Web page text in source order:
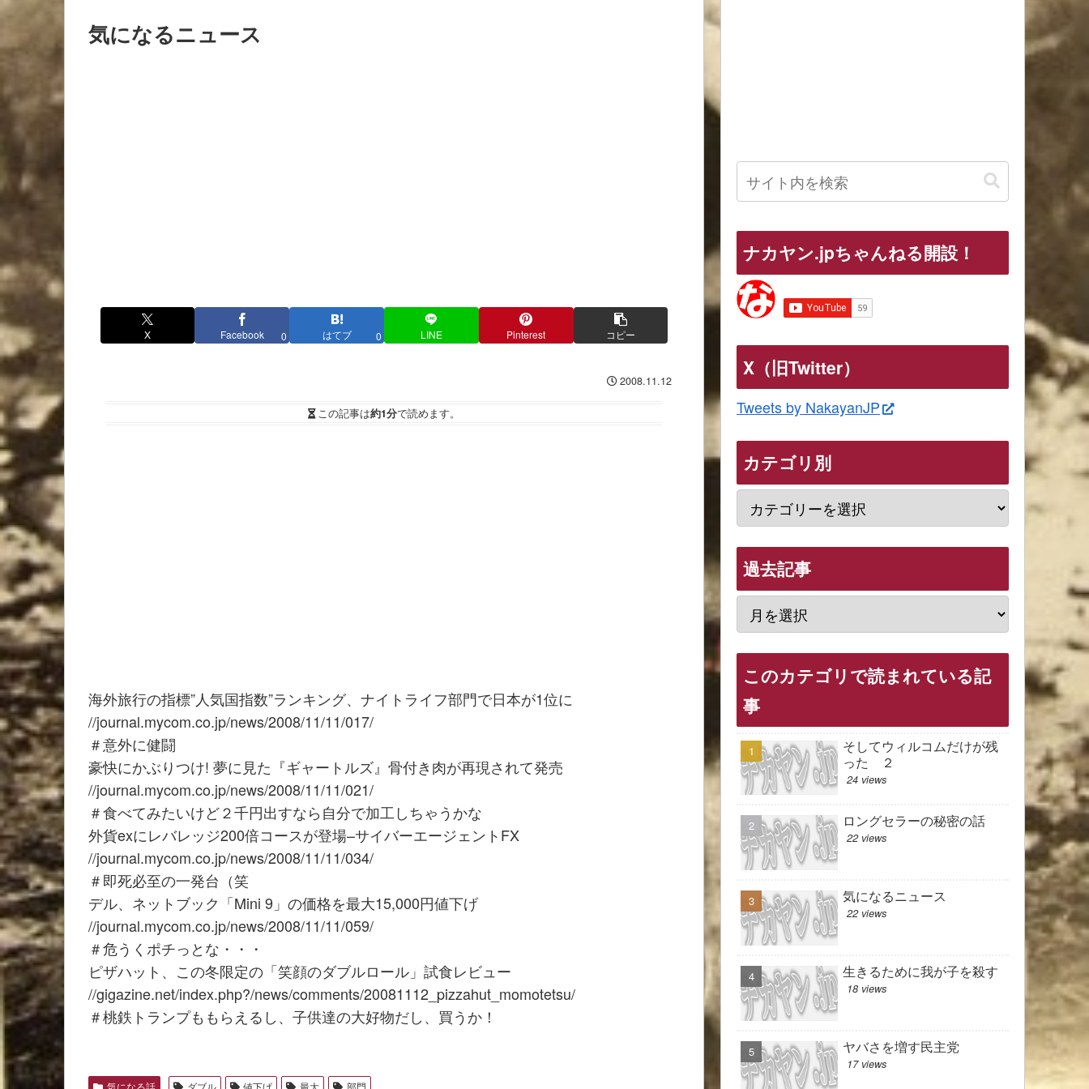
気になるニュース
X Facebook 0 はてブ 0 LINE Pinterest コピー
2008.11.12
この記事は約1分で読めます。
海外旅行の指標”人気国指数”ランキング、ナイトライフ部門で日本が1位に
//journal.mycom.co.jp/news/2008/11/11/017/
＃意外に健闘
豪快にかぶりつけ! 夢に見た『ギャートルズ』骨付き肉が再現されて発売
//journal.mycom.co.jp/news/2008/11/11/021/
＃食べてみたいけど２千円出すなら自分で加工しちゃうかな
外貨exにレバレッジ200倍コースが登場–サイバーエージェントFX
//journal.mycom.co.jp/news/2008/11/11/034/
＃即死必至の一発台（笑
デル、ネットブック「Mini 9」の価格を最大15,000円値下げ
//journal.mycom.co.jp/news/2008/11/11/059/
＃危うくポチっとな・・・
ピザハット、この冬限定の「笑顔のダブルロール」試食レビュー
//gigazine.net/index.php?/news/comments/20081112_pizzahut_momotetsu/
＃桃鉄トランプももらえるし、子供達の大好物だし、買うか！
ナカヤン.jpちゃんねる開設！
X（旧Twitter）
Tweets by NakayanJP
カテゴリ別
過去記事
このカテゴリで読まれている記
事
そしてウィルコムだけが残
った ２
24 views
ロングセラーの秘密の話
22 views
気になるニュース
22 views
生きるために我が子を殺す
18 views
ヤバさを増す民主党
17 views